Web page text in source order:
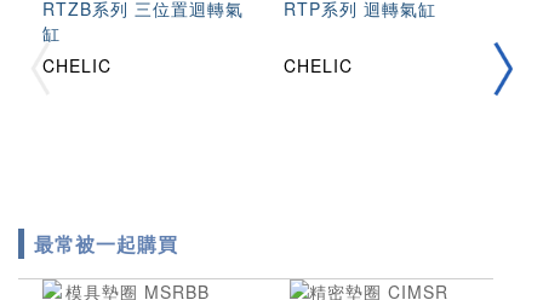
RTZB系列 三位置迴轉氣
缸
CHELIC
RTP系列 迴轉氣缸
CHELIC
最常被一起購買